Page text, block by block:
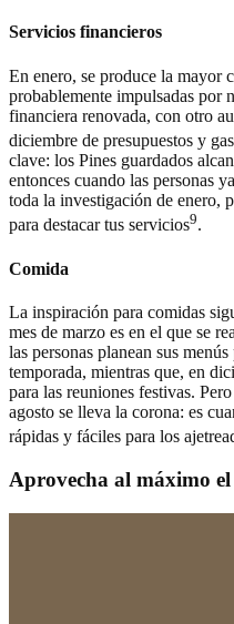
Servicios financieros
En enero, se produce la mayor
probablemente impulsadas por
financiera renovada, con otro
diciembre de presupuestos y
clave: los Pines guardados
entonces cuando las personas
toda la investigación de enero,
para destacar tus servicios9.
Comida
La inspiración para comidas
mes de marzo es en el que se
las personas planean sus
temporada, mientras que, en
para las reuniones festivas.
agosto se lleva la corona: es
rápidas y fáciles para los
Aprovecha al máximo el